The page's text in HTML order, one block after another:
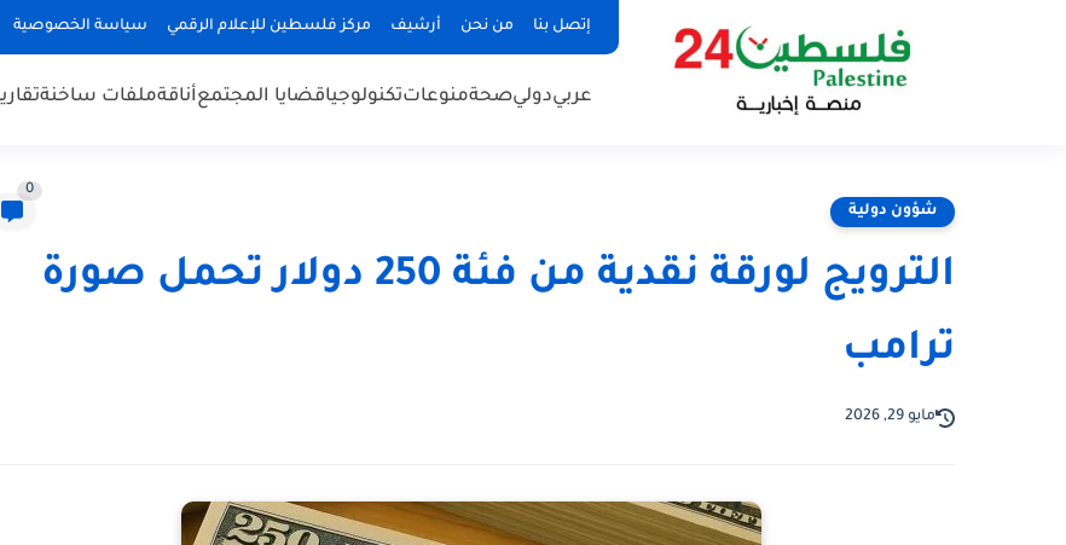
إتصل بنا من نحن أرشيف مركز فلسطين للإعلام الرقمي سياسة الخصوصية
عربيدوليصحةمنوعاتتكنولوجياقضايا المجتمعأناقةملفات ساخنة
شؤون دولية
0
الترويج لورقة نقدية من فئة 250 دولار تحمل صورة
ترامب
مايو 29, 2026